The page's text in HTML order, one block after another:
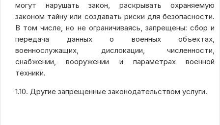
могут нарушать закон, раскрывать охраняемую
законом тайну или создавать риски для безопасности.
В том числе, но не ограничиваясь, запрещены: сбор и
передача данных о военных объектах,
военнослужащих, дислокации, численности,
снабжении, вооружении и параметрах военной
техники.
1.10. Другие запрещенные законодательством услуги.